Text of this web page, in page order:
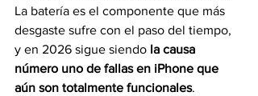
La batería es el componente que más
desgaste sufre con el paso del tiempo,
y en 2026 sigue siendo la causa
número uno de fallas en iPhone que
aún son totalmente funcionales.